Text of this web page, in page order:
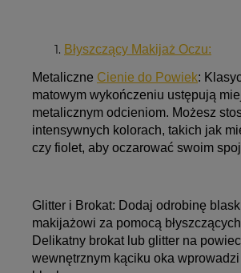
Błyszczący Makijaż Oczu:
Metaliczne Cienie do Powiek:
matowym wykończeniu ustępują
metalicznym odcieniom. Możesz
intensywnych kolorach, takich jak
czy fiolet, aby oczarować swoim
Glitter i Brokat: Dodaj odrobinę
makijażowi za pomocą
Delikatny brokat lub glitter na
wewnętrznym kąciku oka